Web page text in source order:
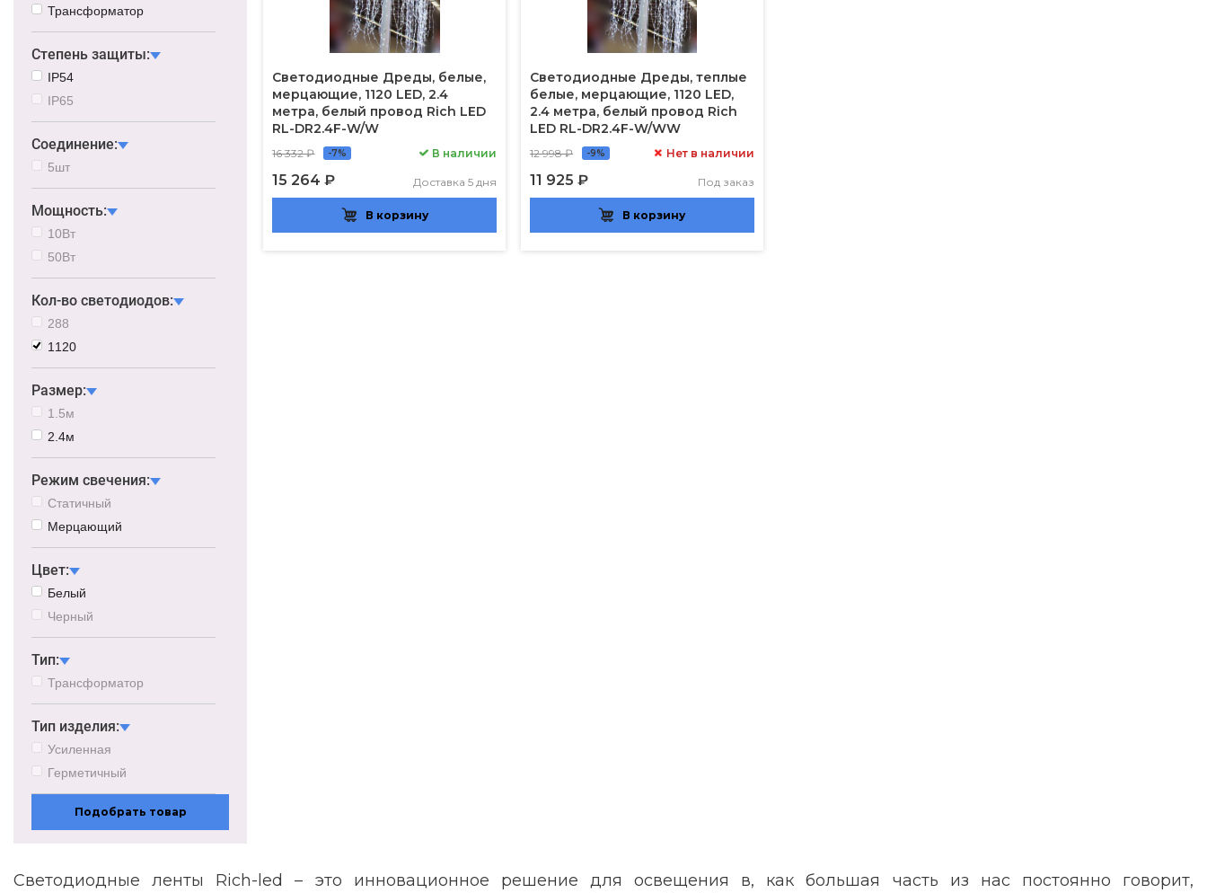
Трансформатор
Степень защиты:
IP54
IP65
Соединение:
5шт
Мощность:
10Вт
50Вт
Кол-во светодиодов:
288
1120
Размер:
1.5м
2.4м
Режим свечения:
Статичный
Мерцающий
Цвет:
Белый
Черный
Тип:
Трансформатор
Тип изделия:
Усиленная
Герметичный
Подобрать товар
Светодиодные Дреды, белые,
мерцающие, 1120 LED, 2.4
метра, белый провод Rich LED
RL-DR2.4F-W/W
16 332 ₽ -7%
15 264 ₽
В наличии
Доставка 5 дня
В корзину
Светодиодные Дреды, теплые
белые, мерцающие, 1120 LED,
2.4 метра, белый провод Rich
LED RL-DR2.4F-W/WW
12 998 ₽ -9%
11 925 ₽
Нет в наличии
Под заказ
В корзину
Светодиодные ленты Rich-led – это инновационное решение для освещения в, как большая часть из нас постоянно говорит,